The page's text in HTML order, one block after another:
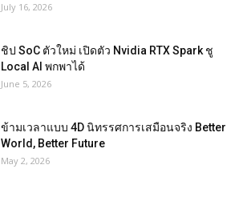
July 16, 2026
ชิป SoC ตัวใหม่ เปิดตัว Nvidia RTX Spark ชู
Local AI พกพาได้
June 5, 2026
ข้ามเวลาแบบ 4D นิทรรศการเสมือนจริง Better
World, Better Future
May 2, 2026